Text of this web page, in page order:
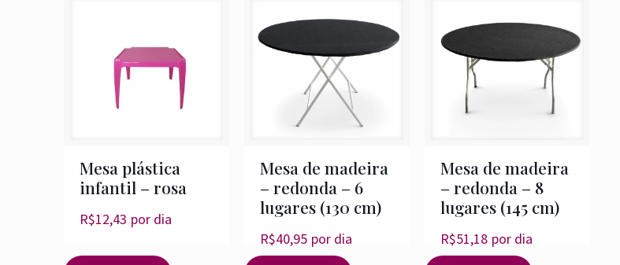
Mesa plástica
infantil – rosa
R$12,43 por dia
Mesa de madeira
– redonda – 6
lugares (130 cm)
R$40,95 por dia
Mesa de madeira
– redonda – 8
lugares (145 cm)
R$51,18 por dia